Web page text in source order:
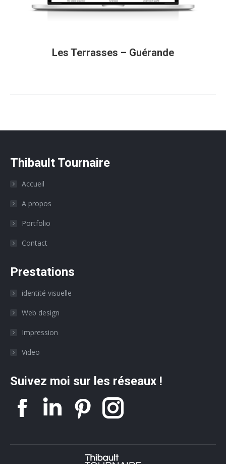
Les Terrasses – Guérande
Thibault Tournaire
Accueil
A propos
Portfolio
Contact
Prestations
identité visuelle
Web design
Impression
Video
Suivez moi sur les réseaux !
La
Facebook
La
Linkedin
La
Twitter